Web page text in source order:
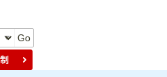
Go